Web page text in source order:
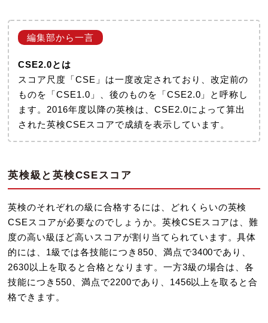
CSE2.0とは
スコア尺度「CSE」は一度改定されており、改定前の
ものを「CSE1.0」、後のものを「CSE2.0」と呼称し
ます。2016年度以降の英検は、CSE2.0によって算出
された英検CSEスコアで成績を表示しています。
英検級と英検CSEスコア
英検のそれぞれの級に合格するには、どれくらいの英検
CSEスコアが必要なのでしょうか。英検CSEスコアは、難
度の高い級ほど高いスコアが割り当てられています。具体
的には、1級では各技能につき850、満点で3400であり、
2630以上を取ると合格となります。一方3級の場合は、各
技能につき550、満点で2200であり、1456以上を取ると合
格できます。